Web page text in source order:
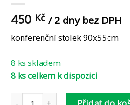
450 Kč / 2 dny bez DPH
konferenční stolek 90x55cm
8 ks skladem
8 ks celkem k dispozici
konferenční stolek ST-22-A